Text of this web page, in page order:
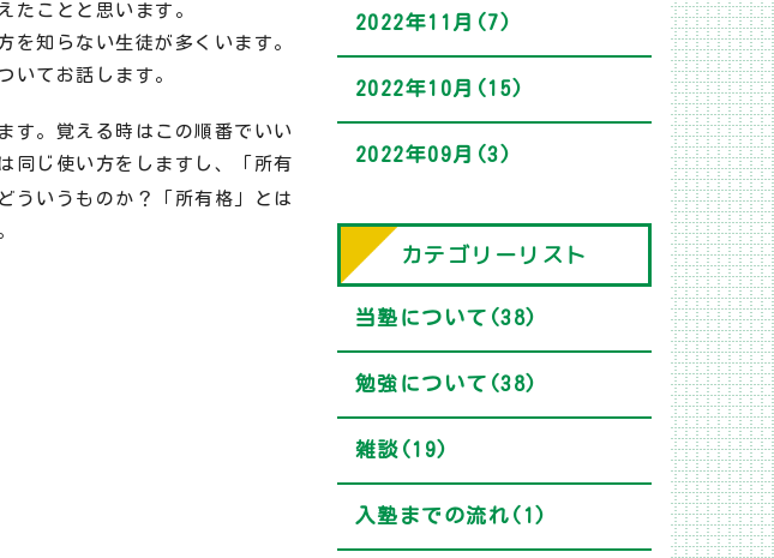
たことと思います。
を知らない生徒が多くいます。
いてお話します。
す。覚える時はこの順番でいい
同じ使い方をしますし、「所有
ういうものか？「所有格」とは
2022年11月(7)
2022年10月(15)
2022年09月(3)
カテゴリーリスト
当塾について(38)
勉強について(38)
雑談(19)
入塾までの流れ(1)